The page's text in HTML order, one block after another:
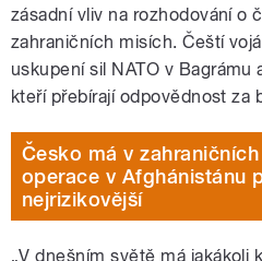
zásadní vliv na rozhodování o
zahraničních misích. Čeští
uskupení sil NATO v Bagrámu
kteří přebírají odpovědnost za
Česko má v
operace v Afghánistánu
nejrizikovější
„V dnešním světě má jakákoli